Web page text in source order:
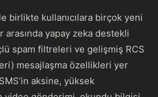
birlikte kullanıcılara birçok yeni
yapay zeka destekli
spam filtreleri ve gelişmiş RCS
mesajlaşma özellikleri yer
aksine, yüksek